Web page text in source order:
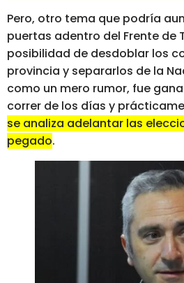
Pero, otro tema que podría
puertas adentro del Frente de
posibilidad de desdoblar los
provincia y separarlos de la
como un mero rumor, fue
correr de los días y
se analiza adelantar las
pegado.